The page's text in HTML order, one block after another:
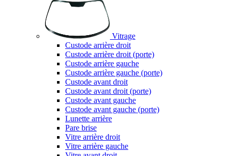
Vitrage
Custode arrière droit
Custode arrière droit (porte)
Custode arrière gauche
Custode arrière gauche (porte)
Custode avant droit
Custode avant droit (porte)
Custode avant gauche
Custode avant gauche (porte)
Lunette arrière
Pare brise
Vitre arrière droit
Vitre arrière gauche